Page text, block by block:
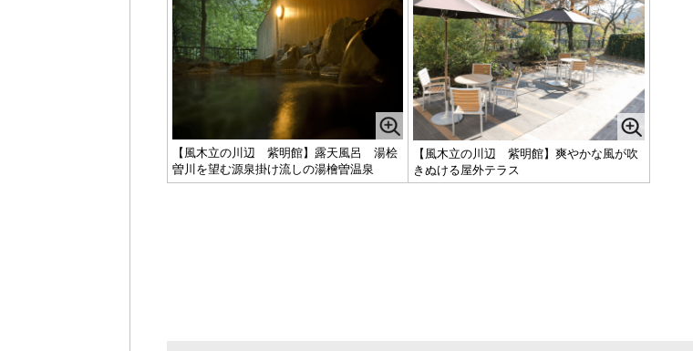
【風木立の川辺 紫明館】露天風呂 湯桧
曽川を望む源泉掛け流しの湯檜曽温泉
【風木立の川辺 紫明館】爽やかな風が吹
きぬける屋外テラス